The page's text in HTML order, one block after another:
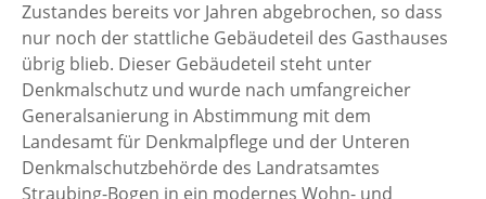
Zustandes bereits vor Jahren abgebrochen, so dass
nur noch der stattliche Gebäudeteil des Gasthauses
übrig blieb. Dieser Gebäudeteil steht unter
Denkmalschutz und wurde nach umfangreicher
Generalsanierung in Abstimmung mit dem
Landesamt für Denkmalpflege und der Unteren
Denkmalschutzbehörde des Landratsamtes
Straubing-Bogen in ein modernes Wohn- und